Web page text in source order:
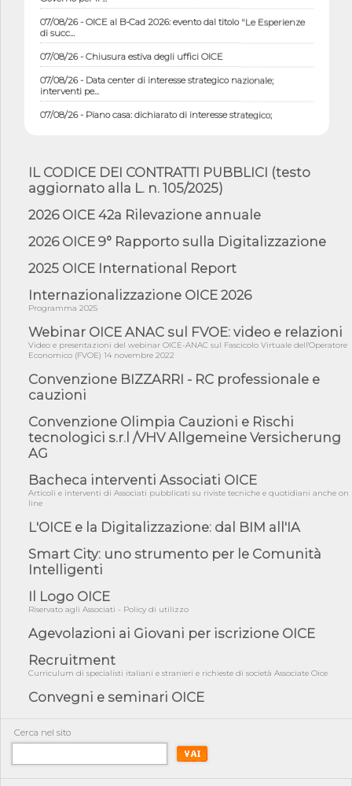
07/08/26 - OICE al B-Cad 2026: evento dal titolo "Le Esperienze
di succ...
07/08/26 - Chiusura estiva degli uffici OICE
07/08/26 - Data center di interesse strategico nazionale;
interventi pe...
07/08/26 - Piano casa: dichiarato di interesse strategico;
nominata Com...
07/08/26 - Tunnel Brennero, dal Cipess via libera al quinto lotto
costr...
06/08/26 - Istat, produzione industriale in calo dell'1% a giugno,
06/08/26 - Dal 3 agosto in vigore l'obbligo di energie rinnovabili
riqualificazione sism...
mate...
06/08/26 - DDL delegazione europea in Cdm per recepimento
norme UE in m...
05/08/26 - DL Infrastrutture e PNRR è legge: approvata oggi la
fiducia...
05/08/26 - Focus OICE sul DDL di riforma della responsabilità
amminist...
05/08/26 - Anac: pubblicata la Relazione illustrativa al Bando tipo
05/08/26 - SAVE THE DATE: Assemblea Pubblica Confindustria
Professioni ...
05/08/26 - Successo OICE per il bando della Città metropolitana
05/08/26 - Lettera OICE per il bando della Giunta Regionale della
Campa...
04/08/26 - DL PA: previste cancellazioni da elenchi professionisti
per ...
04/08/26 - International Sustainable Buildings Competition -
COP31, An...
04/08/26 - CdS, project financing: progetto di fattibilità da
impugnar...
04/08/26 - Rapporto Anac corruzione 2020-2026: procedimenti
04/08/26 - CdS: partecipazione alla gara non equivale ad
acquiescenza r...
04/08/26 - DL Infrastrutture approvato alla Camera, passa ora al
Senato
IL CODICE DEI CONTRATTI PUBBLICI (testo
aggiornato alla L. n. 105/2025)
2026 OICE 42a Rilevazione annuale
2026 OICE 9° Rapporto sulla Digitalizzazione
2025 OICE International Report
Internazionalizzazione OICE 2026
Programma 2025
Webinar OICE ANAC sul FVOE: video e relazioni
Video e presentazioni del webinar OICE-ANAC sul Fascicolo Virtuale dell'Operatore
Economico (FVOE) 14 novembre 2022
Convenzione BIZZARRI - RC professionale e
cauzioni
Convenzione Olimpia Cauzioni e Rischi
tecnologici s.r.l /VHV Allgemeine Versicherung
AG
Bacheca interventi Associati OICE
Articoli e interventi di Associati pubblicati su riviste tecniche e quotidiani anche on
line
L'OICE e la Digitalizzazione: dal BIM all'IA
Smart City: uno strumento per le Comunità
Intelligenti
Il Logo OICE
Riservato agli Associati - Policy di utilizzo
Agevolazioni ai Giovani per iscrizione OICE
Recruitment
Curriculum di specialisti italiani e stranieri e richieste di società Associate Oice
Convegni e seminari OICE
Cerca nel sito